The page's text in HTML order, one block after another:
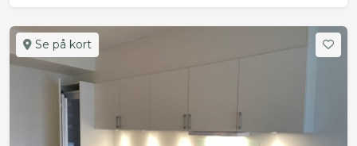
Se på kort